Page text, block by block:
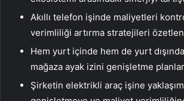
Akıllı telefon işinde maliyetleri
verimliliği artırma stratejileri
Hem yurt içinde hem de yurt
mağaza ayak izini genişletme
Şirketin elektrikli araç işine